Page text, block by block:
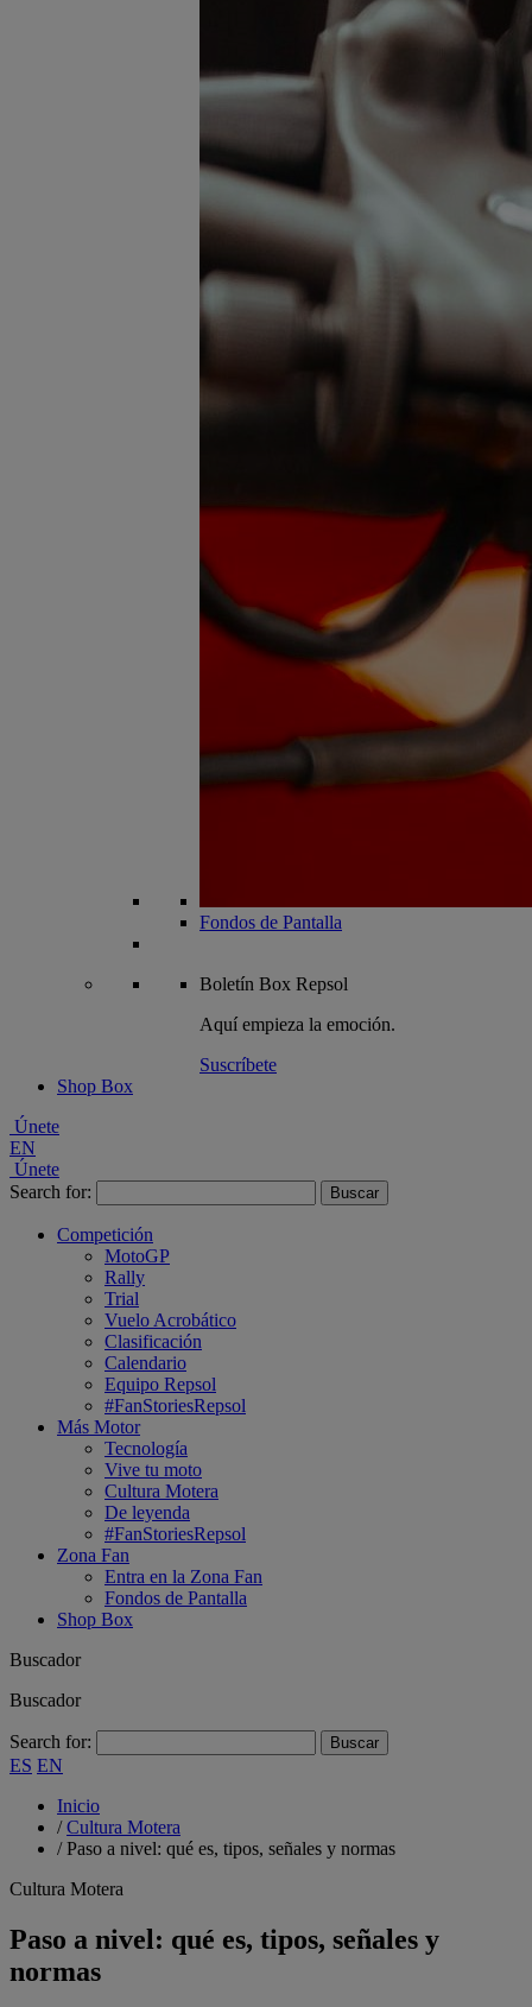
Fondos de Pantalla
Boletín Box Repsol
Aquí empieza la emoción.
Suscríbete
Shop Box
Únete
EN
Únete
Search for:
Competición
MotoGP
Rally
Trial
Vuelo Acrobático
Clasificación
Calendario
Equipo Repsol
#FanStoriesRepsol
Más Motor
Tecnología
Vive tu moto
Cultura Motera
De leyenda
#FanStoriesRepsol
Zona Fan
Entra en la Zona Fan
Fondos de Pantalla
Shop Box
Buscador
Buscador
Search for:
ES EN
Inicio
/Cultura Motera
/Paso a nivel: qué es, tipos, señales y normas
Cultura Motera
Paso a nivel: qué es, tipos, señales y
normas